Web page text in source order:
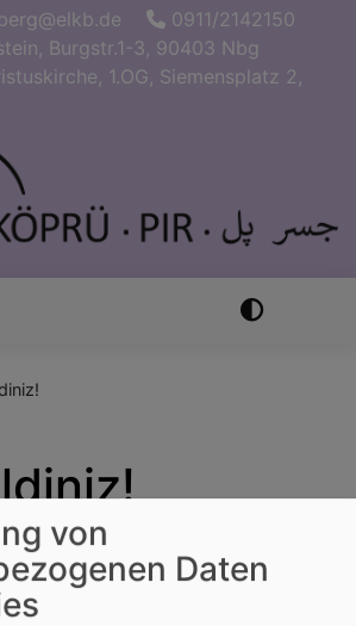
0911/2142150
Burgstr.1-3, 90403 Nbg
1.OG, Siemensplatz 2,
KÖPRÜ Bayern – Nürnberg
Protestan-Lutherisch Kilise`sine ait
von
Daten